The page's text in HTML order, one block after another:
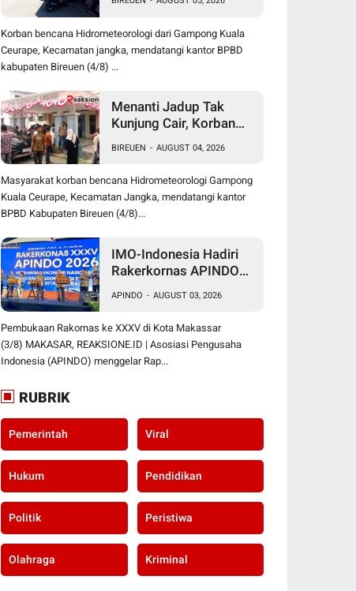
Tenda di Kantor BPBD
Korban bencana Hidrometeorologi dari Gampong Kuala
Ceurape, Kecamatan jangka, mendatangi kantor BPBD
kabupaten Bireuen (4/8) ...
Menanti Jadup Tak
Kunjung Cair, Korban
Geruduk BPBD Bireuen:
"Kami Dibola-bolai"
BIREUEN - AUGUST 04, 2026
Masyarakat korban bencana Hidrometeorologi Gampong
Kuala Ceurape, Kecamatan Jangka, mendatangi kantor
BPBD Kabupaten Bireuen (4/8)...
IMO-Indonesia Hadiri
Rakerkornas APINDO
APINDO - AUGUST 03, 2026
Pembukaan Rakornas ke XXXV di Kota Makassar
(3/8) MAKASAR, REAKSIONE.ID | Asosiasi Pengusaha
Indonesia (APINDO) menggelar Rap...
RUBRIK
Pemerintah Viral
Hukum Pendidikan
Politik Peristiwa
Olahraga Kriminal